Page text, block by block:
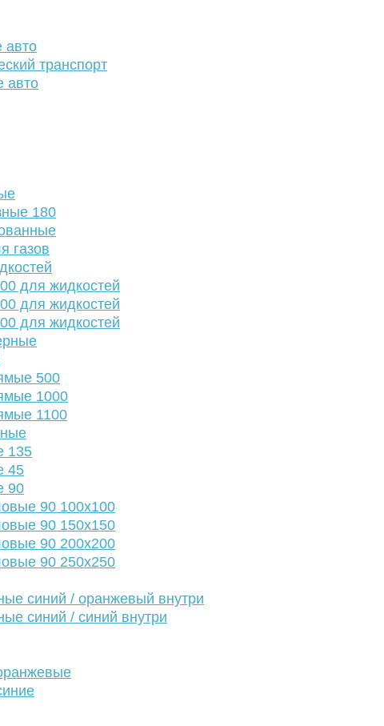
авто
транспорт
авто
180
газов
для жидкостей
для жидкостей
для жидкостей
500
1000
1100
135
45
90
90 100х100
90 150х150
90 200х200
90 250х250
синий / оранжевый внутри
синий / синий внутри